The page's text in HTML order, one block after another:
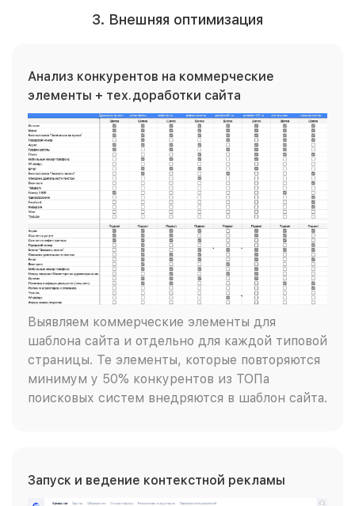
3. Внешняя оптимизация
Анализ конкурентов на коммерческие
элементы + тех.доработки сайта
Выявляем коммерческие элементы для
шаблона сайта и отдельно для каждой типовой
страницы. Те элементы, которые повторяются
минимум у 50% конкурентов из ТОПа
поисковых систем внедряются в шаблон сайта.
Запуск и ведение контекстной рекламы